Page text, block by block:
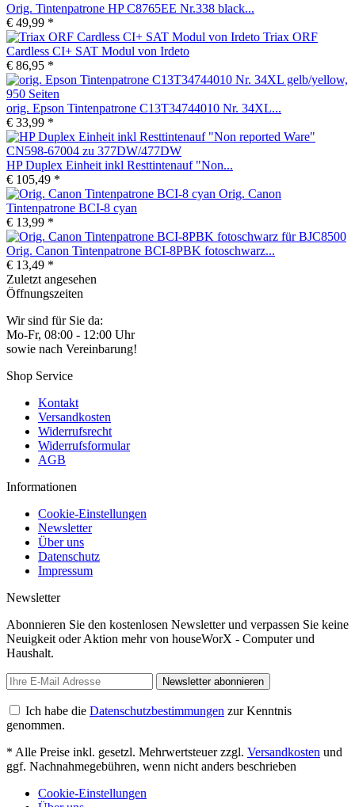
Orig. Tintenpatrone HP C8765EE Nr.338 black...
€ 49,99 *
Triax ORF
Cardless CI+ SAT Modul von Irdeto
€ 86,95 *
orig. Epson Tintenpatrone C13T34744010 Nr. 34XL...
€ 33,99 *
HP Duplex Einheit inkl Resttintenauf "Non...
€ 105,49 *
Orig. Canon
Tintenpatrone BCI-8 cyan
€ 13,99 *
Orig. Canon Tintenpatrone BCI-8PBK fotoschwarz...
€ 13,49 *
Zuletzt angesehen
Öffnungszeiten
Wir sind für Sie da:
Mo-Fr, 08:00 - 12:00 Uhr
sowie nach Vereinbarung!
Shop Service
Kontakt
Versandkosten
Widerrufsrecht
Widerrufsformular
AGB
Informationen
Cookie-Einstellungen
Newsletter
Über uns
Datenschutz
Impressum
Newsletter
Abonnieren Sie den kostenlosen Newsletter und verpassen Sie keine
Neuigkeit oder Aktion mehr von houseWorX - Computer und
Haushalt.
Newsletter abonnieren
Ich habe die Datenschutzbestimmungen zur Kenntnis
genommen.
* Alle Preise inkl. gesetzl. Mehrwertsteuer zzgl. Versandkosten und
ggf. Nachnahmegebühren, wenn nicht anders beschrieben
Cookie-Einstellungen